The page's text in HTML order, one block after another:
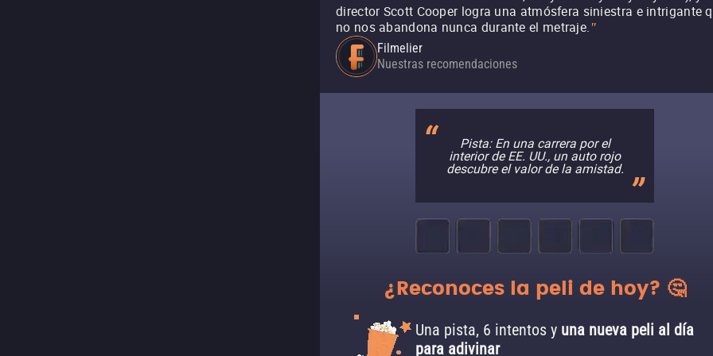
director Scott Cooper logra una atmósfera siniestra e intrigante
no nos abandona nunca durante el metraje."
Filmelier
Nuestras recomendaciones
Pista: En una carrera por el
interior de EE. UU., un auto rojo
descubre el valor de la amistad.
¿Reconoces la peli de hoy? 🤔
Una pista, 6 intentos y una nueva peli al día
para adivinar